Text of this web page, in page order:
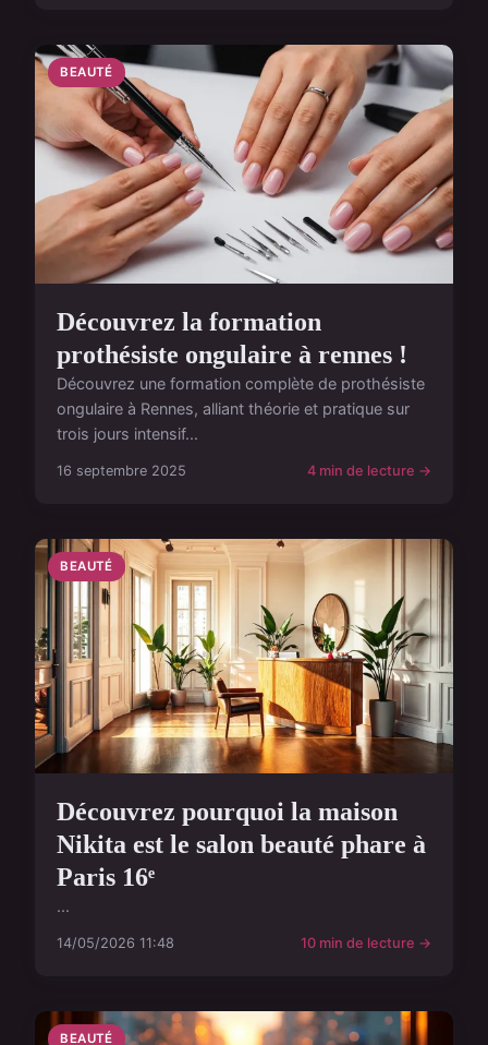
BEAUTÉ
Découvrez la formation
prothésiste ongulaire à rennes !
Découvrez une formation complète de prothésiste
ongulaire à Rennes, alliant théorie et pratique sur
trois jours intensif...
16 septembre 2025 4 min de lecture →
BEAUTÉ
Découvrez pourquoi la maison
Nikita est le salon beauté phare à
Paris 16ᵉ
...
14/05/2026 11:48 10 min de lecture →
BEAUTÉ